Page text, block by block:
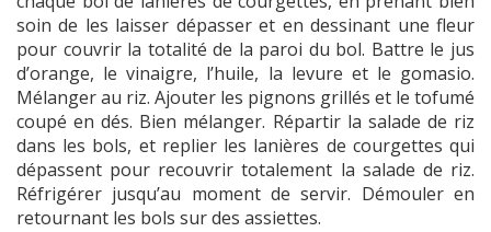
soin de les laisser dépasser et en dessinant une fleur
pour couvrir la totalité de la paroi du bol. Battre le jus
d’orange, le vinaigre, l’huile, la levure et le gomasio.
Mélanger au riz. Ajouter les pignons grillés et le tofumé
coupé en dés. Bien mélanger. Répartir la salade de riz
dans les bols, et replier les lanières de courgettes qui
dépassent pour recouvrir totalement la salade de riz.
Réfrigérer jusqu’au moment de servir. Démouler en
retournant les bols sur des assiettes.